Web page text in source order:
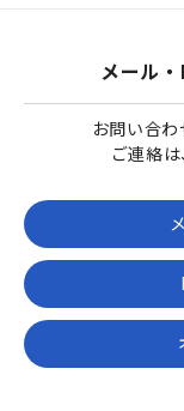
メール
お問い合
ご連絡